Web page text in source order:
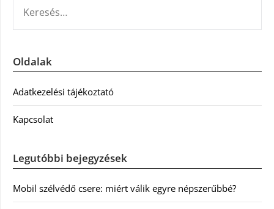
Oldalak
Adatkezelési tájékoztató
Kapcsolat
Legutóbbi bejegyzések
Mobil szélvédő csere: miért válik egyre népszerűbbé?